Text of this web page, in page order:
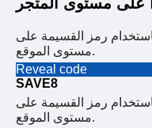
خصم 20 دولارًا باستخدام رمز القسيمة على
مستوى الموقع.
Reveal code
SAVE8
خصم 20 دولارًا باستخدام رمز القسيمة على
مستوى الموقع.